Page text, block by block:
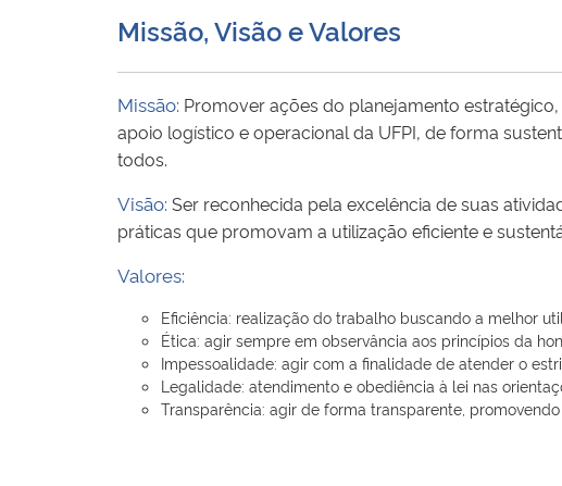
Missão, Visão e Valores
Missão: Promover ações do planejamento
apoio logístico e operacional da UFPI, de forma
todos.
Visão: Ser reconhecida pela excelência de suas
práticas que promovam a utilização eficiente e
Valores:
Eficiência: realização do trabalho buscando a melhor
Ética: agir sempre em observância aos princípios da
Impessoalidade: agir com a finalidade de atender o
Legalidade: atendimento e obediência à lei nas
Transparência: agir de forma transparente,